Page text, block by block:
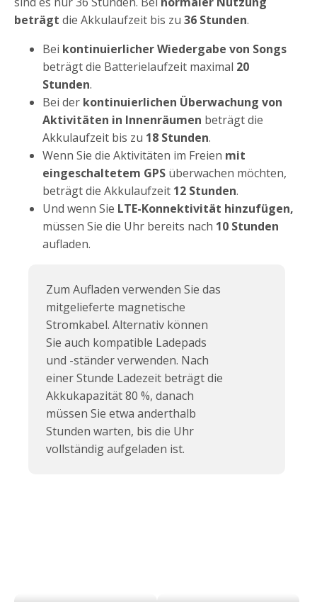
beträgt die Akkulaufzeit bis zu 36 Stunden.
Bei kontinuierlicher Wiedergabe von Songs
beträgt die Batterielaufzeit maximal 20
Stunden.
Bei der kontinuierlichen Überwachung von
Aktivitäten in Innenräumen beträgt die
Akkulaufzeit bis zu 18 Stunden.
Wenn Sie die Aktivitäten im Freien mit
eingeschaltetem GPS überwachen möchten,
beträgt die Akkulaufzeit 12 Stunden.
Und wenn Sie LTE-Konnektivität hinzufügen,
müssen Sie die Uhr bereits nach 10 Stunden
aufladen.
Zum Aufladen verwenden Sie das
mitgelieferte magnetische
Stromkabel. Alternativ können
Sie auch kompatible Ladepads
und -ständer verwenden. Nach
einer Stunde Ladezeit beträgt die
Akkukapazität 80 %, danach
müssen Sie etwa anderthalb
Stunden warten, bis die Uhr
vollständig aufgeladen ist.